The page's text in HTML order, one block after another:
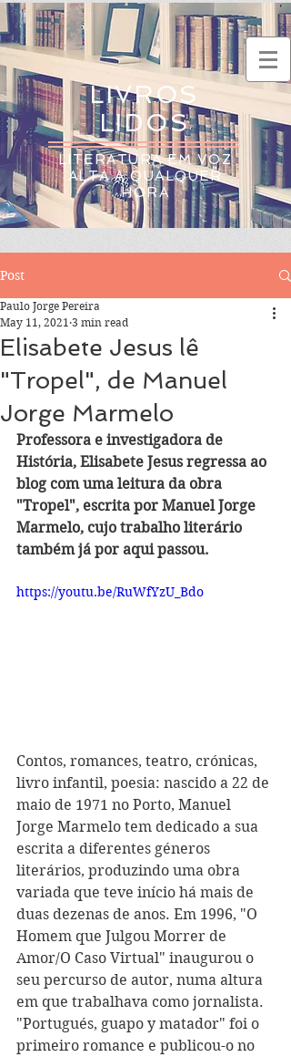
LIVROS
LIDOS
LITERATURA EM VOZ
ALTA A QUALQUER
HORA
Post
Elisabete Jesus lê
"Tropel", de Manuel
Jorge Marmelo
Paulo Jorge Pereira
May 11, 2021 3 min read
Professora e investigadora de
História, Elisabete Jesus regressa ao
blog com uma leitura da obra
"Tropel", escrita por Manuel Jorge
Marmelo, cujo trabalho literário
também já por aqui passou.
https://youtu.be/RuWfYzU_Bdo
Contos, romances, teatro, crónicas,
livro infantil, poesia: nascido a 22 de
maio de 1971 no Porto, Manuel
Jorge Marmelo tem dedicado a sua
escrita a diferentes géneros
literários, produzindo uma obra
variada que teve início há mais de
duas dezenas de anos. Em 1996, "O
Homem que Julgou Morrer de
Amor/O Caso Virtual" inaugurou o
seu percurso de autor, numa altura
em que trabalhava como jornalista.
"Portugués, guapo y matador" foi o
primeiro romance e publicou-o no